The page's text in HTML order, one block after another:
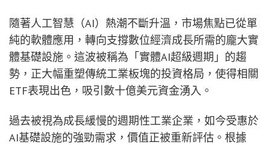
隨著人工智慧（AI）熱潮不斷升溫，市場焦點已從單
純的軟體應用，轉向支撐數位經濟成長所需的龐大實
體基礎設施。這波被稱為「實體AI超級週期」的趨
勢，正大幅重塑傳統工業板塊的投資格局，使得相關
ETF表現出色，吸引數十億美元資金湧入。
過去被視為成長緩慢的週期性工業企業，如今受惠於
AI基礎設施的強勁需求，價值正被重新評估。根據